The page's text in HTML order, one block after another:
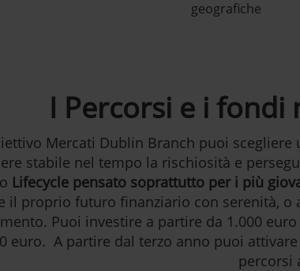
geografiche
I Percorsi e i
Mercati Dublin Branch puoi
stabile nel tempo la rischiosità e
Lifecycle pensato soprattutto per i più
il proprio futuro finanziario con serenità, o
Puoi investire a partire da 1.000
euro. A partire dal terzo anno puoi attivare
percorsi